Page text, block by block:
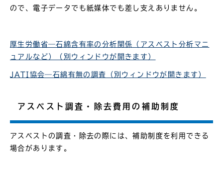
ので、電子データでも紙媒体でも差し支えありません。
厚生労働省―石綿含有率の分析関係（アスベスト分析マニ
ュアルなど）（別ウィンドウが開きます）
JATI協会―石綿有無の調査（別ウィンドウが開きます）
アスベスト調査・除去費用の補助制度
アスベストの調査・除去の際には、補助制度を利用できる
場合があります。